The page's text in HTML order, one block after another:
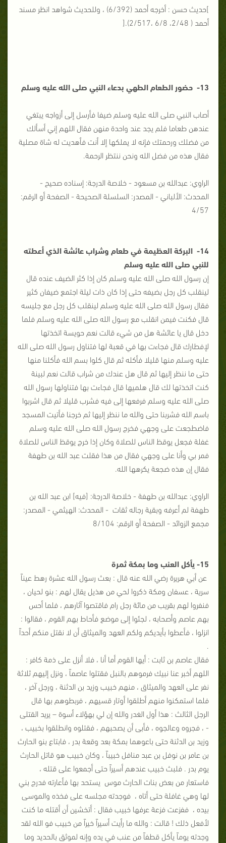
]حديث حسن : أخرجه أحمد (6/392) ، وللحديث شواهد انظر مسند
أحمد ( 2/48، 6/8 ،2/517).[
13- حضور الطعام الطهي بدعاء النبي صلى الله عليه وسلم
أصاب النبي صلى الله عليه وسلم ضيفا فأرسل إلى أزواجه يبتغي
عندهن طعاما فلم يجد عند واحدة منهن فقال اللهم إني أسألك
من فضلك ورحمتك فإنه لا يملكها إلا أنت فأهديت له شاة مصلية
فقال هذه من فضل الله ونحن ننتظر الرحمة.
الراوي: عبدالله بن مسعود - خلاصة الدرجة: إسناده صحيح -
المحدث: الألباني - المصدر: السلسلة الصحيحة - الصفحة أو الرقم:
4/57
14- البركة العظيمة في طعام وشراب عائشة الذي أعطته
للنبي صلى الله عليه وسلم
إن رسول الله صلى الله عليه وسلم كان إذا كثر الضيف عنده قال
لينقلب كل رجل بضيفه حتى إذا كان ذات ليلة اجتمع ضيفان كثير
فقال رسول الله صلى الله عليه وسلم لينقلب كل رجل مع جليسه
قال فكنت فيمن انقلب مع رسول الله صلى الله عليه وسلم فلما
دخل قال يا عائشة هل من شيء قالت نعم حويسة اتخذتها
لإفطارك قال فجاءت بها في قعبة لها فتناول رسول الله صلى الله
عليه وسلم منها قليلا فأكله ثم قال كلوا بسم الله فأكلنا منها
حتى ما ننظر إليها ثم قال هل عندك من شراب قالت نعم لبينة
كنت اتخذتها لك قال هلميها قال فجاءت بها فتناولها رسول الله
صلى الله عليه وسلم فرفعها إلى فيه فشرب قليلا ثم قال اشربوا
باسم الله فشربنا حتى والله ما ننظر إليها ثم خرجنا فأتيت المسجد
فاضطجعت على وجهي فخرج رسول الله صلى الله عليه وسلم
غفلة فجعل يوقظ الناس للصلاة وكان إذا خرج يوقظ الناس للصلاة
فمر بي وأنا على وجهي فقال من هذا فقلت عبد الله بن طهفة
فقال إن هذه ضجعة يكرهها الله.
الراوي: عبدالله بن طهفة - خلاصة الدرجة: [فيه] ابن عبد الله بن
طهفة لم أعرفه وبقية رجاله ثقات‏ ‏ - المحدث: الهيثمي - المصدر:
مجمع الزوائد - الصفحة أو الرقم: 8/104
15- يأكل العنب وما بمكة ثمرة
عن أبي هريرة رضي الله عنه قال : بعث رسول الله عشرة رهط عيناً
سرية ، عسفان ومكة ذكروا لحي من هذيل يقال لهم : بنو لحيان ،
فنفروا لهم بقريب من مائة رجل رام فاقتصوا آثارهم ، فلما أحس
بهم عاصم وأصحابه ، لجئوا إلى موضع فأحاط بهم القوم ، فقالوا :
انزلوا ، فأعطوا بأيديكم ولكم العهد والميثاق أن لا نقتل منكم أحداً
.
فقال عاصم بن ثابت : أيها القوم أما أنا ، فلا أنزل على ذمة كافر :
اللهم أخبر عنا نبيك فرموهم بالنبل فقتلوا عاصماً ، ونزل إليهم ثلاثة
نفر على العهد والميثاق ، منهم خبيب وزيد بن الدثنة ، ورجل آخر ،
فلما استمكنوا منهم أطلقوا أوتار قسيهم ، فربطوهم بها قال
الرجل الثالث : هذا أول الغدر والله إن لي بهؤلاء أسوة – يريد القتلى
- ، فجروه وعالجوه ، فأبى أن يصحبهم ، فقتلوه وانطلقوا بخبيب ،
وزيد بن الدثنة حتى باعوهما بمكة بعد وقعة بدر ، فابتاع بنو الحارث
بن عامر بن نوفل بن عبد منافل خبيباً ، وكان خبيب هو قاتل الحارث
يوم بدر . فلبث خبيب عندهم أسيراً حتى أجمعوا على قتله ،
فاستعار من بعض بنات الحارث موس يستحد بها فأعارته فدرج بني
لها وهي غافلة حتى أتاه ، فوجدته مجلسه على فخذه والموسى
بيده ، ففزعت فزعة عرفها خبيب فقال : أتخشين أن أقتله ما كنت
لأفعل ذلك ! قالت : والله ما رأيت أسيراً خيراً من خبيب فو الله لقد
وجدته يوماً يأكل قطفاً من عنب في يده وإنه لموثق بالحديد وما